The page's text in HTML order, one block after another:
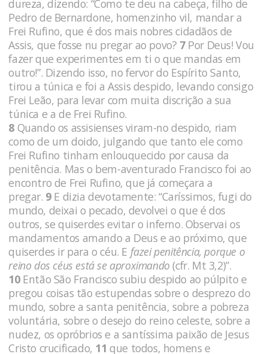
dureza, dizendo: “Como te deu na cabeça, filho de
Pedro de Bernardone, homenzinho vil, mandar a
Frei Rufino, que é dos mais nobres cidadãos de
Assis, que fosse nu pregar ao povo? 7Por Deus! Vou
fazer que experimentes em ti o que mandas em
outro!”. Dizendo isso, no fervor do Espírito Santo,
tirou a túnica e foi a Assis despido, levando consigo
Frei Leão, para levar com muita discrição a sua
túnica e a de Frei Rufino.
8 Quando os assisienses viram-no despido, riam
como de um doido, julgando que tanto ele como
Frei Rufino tinham enlouquecido por causa da
penitência. Mas o bem-aventurado Francisco foi ao
encontro de Frei Rufino, que já começara a
pregar. 9 E dizia devotamente: “Caríssimos, fugi do
mundo, deixai o pecado, devolvei o que é dos
outros, se quiserdes evitar o inferno. Observai os
mandamentos amando a Deus e ao próximo, que
quiserdes ir para o céu. E fazei penitência, porque o
reino dos céus está se aproximando(cfr. Mt 3,2)”.
10Então São Francisco subiu despido ao púlpito e
pregou coisas tão estupendas sobre o desprezo do
mundo, sobre a santa penitência, sobre a pobreza
voluntária, sobre o desejo do reino celeste, sobre a
nudez, os opróbrios e a santíssima paixão de Jesus
Cristo crucificado, 11 que todos, homens e